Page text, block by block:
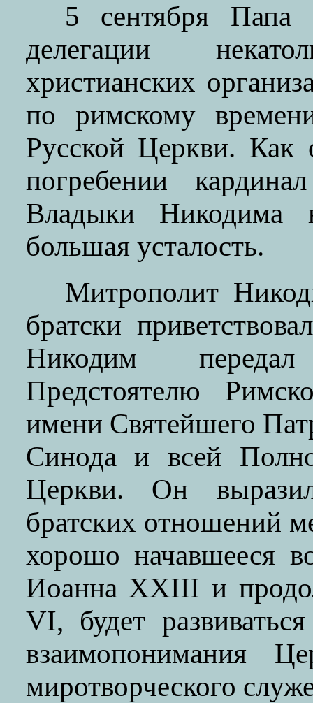
5 сентября
делегации
христианских
по римскому
Русской Церкви. Как
погребении
Владыки Никодима
большая усталость.
Митрополит
братски
Никодим
Предстоятелю
имени Святейшего
Синода и всей
Церкви. Он
братских отношений
хорошо начавшееся
Иоанна XXIII и
VI, будет
взаимопонимания
миротворческого